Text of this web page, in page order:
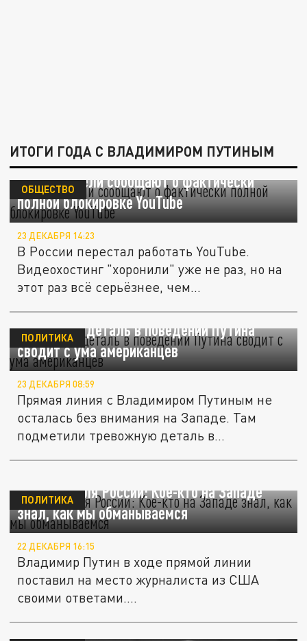
ИТОГИ ГОДА С ВЛАДИМИРОМ ПУТИНЫМ
Пользователи сообщают о фактически
полной блокировке YouTube
ОБЩЕСТВО
23 ДЕКАБРЯ 14:23
В России перестал работать YouTube.
Видеохостинг "хоронили" уже не раз, но на
этот раз всё серьёзнее, чем...
Тревожная деталь в поведении Путина
сводит с ума американцев
ПОЛИТИКА
23 ДЕКАБРЯ 08:59
Прямая линия с Владимиром Путиным не
осталась без внимания на Западе. Там
подметили тревожную деталь в...
Ловушка для России: Кое-кто на Западе
знал, как мы обманываемся
ПОЛИТИКА
22 ДЕКАБРЯ 16:15
Владимир Путин в ходе прямой линии
поставил на место журналиста из США
своими ответами....